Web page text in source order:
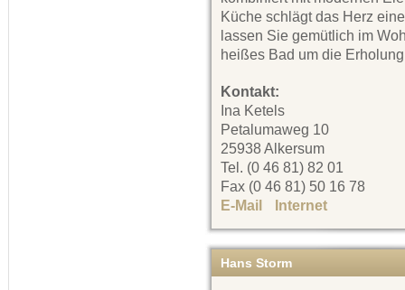
Küche schlägt das Herz
lassen Sie gemütlich im
heißes Bad um die
Kontakt:
Ina Ketels
Petalumaweg 10
25938 Alkersum
Tel. (0 46 81) 82 01
Fax (0 46 81) 50 16 78
E-Mail
Internet
Hans Storm